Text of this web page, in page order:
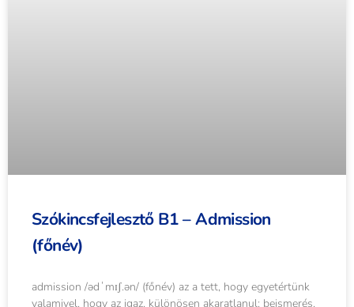
Szókincsfejlesztő B1 – Admission
(főnév)
admission /ədˈmɪʃ.ən/ (főnév) az a tett, hogy egyetértünk
valamivel, hogy az igaz, különösen akaratlanul; beismerés,